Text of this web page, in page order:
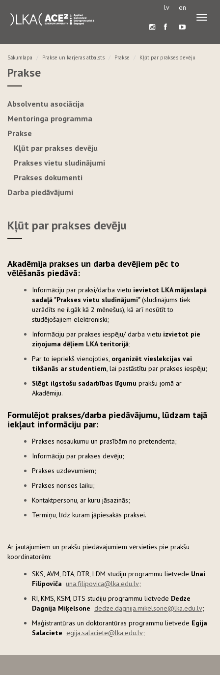
lv en
Sākumlapa Prakse un karjeras atbalsts Prakse Kļūt par prakses devēju
Prakse
Absolventu asociācija
Mentoringa programma
Prakse
Kļūt par prakses devēju
Prakses vietu sludinājumi
Prakses dokumenti
Darba piedāvājumi
Kļūt par prakses devēju
Akadēmija prakses un darba devējiem pēc to
vēlēšanās piedāvā:
Informāciju par praksi/darba vietu ievietot LKA mājaslapā
sadaļā "Prakses vietu sludinājumi"(sludinājums tiek
uzrādīts ne ilgāk kā 2 mēnešus), kā arī nosūtīt to
studējošajiem elektroniski;
Informāciju par prakses iespēju/ darba vietu izvietot pie
ziņojuma dēļiem LKA teritorijā;
Par to iepriekš vienojoties, organizēt vieslekcijas vai
tikšanās ar studentiem, lai pastāstītu par prakses iespēju;
Slēgt ilgstošu sadarbības līgumu prakšu jomā ar
Akadēmiju.
Formulējot prakses/darba piedāvājumu, lūdzam tajā
iekļaut informāciju par:
Prakses nosaukumu un prasībām no pretendenta;
Informāciju par prakses devēju;
Prakses uzdevumiem;
Prakses norises laiku;
Kontaktpersonu, ar kuru jāsazinās;
Termiņu, līdz kuram jāpiesakās praksei.
Ar jautājumiem un prakšu piedāvājumiem vērsieties pie prakšu
koordinatorēm:
SKS, AVM, DTA, DTR, LDM studiju programmu lietvede Unai
Filipoviča una.filipovica@lka.edu.lv;
RI, KMS, KSM, DTS studiju programmu lietvede Dedze
Dagnija Miķelsone dedze.dagnija.mikelsone@lka.edu.lv;
Maģistrantūras un doktorantūras programmu lietvede Egija
Salaciete egija.salaciete@lka.edu.lv;